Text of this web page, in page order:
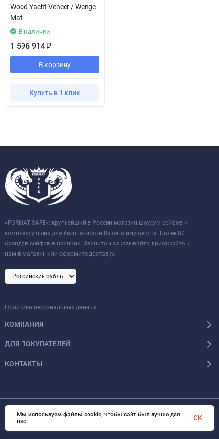
Wood Yacht Veneer / Wenge
Mat
В наличии
1 596 914 ₽
В корзину
Купить в 1 клик
«FORMAT SAFE»: крупнейший в России магазин-шоурум сейфов и
комплектующих для безопасности Вашего имущества. Более 80
брендов сейфов в наличии. Звоните и заказывайте, приезжайте к
нам в магазин или оформите доставку.
Политика персональных данных
КОМПАНИЯ
ДЛЯ ПОКУПАТЕЛЕЙ
КОНТАКТЫ
© 2026 Format-safe.ru Все права защищены
Мы используем файлы cookie, чтобы сайт был лучше для
вас.
OK